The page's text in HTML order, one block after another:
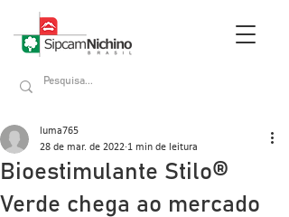
Bioestimulante Stilo®
Verde chega ao mercado
luma765
28 de mar. de 2022 1 min de leitura